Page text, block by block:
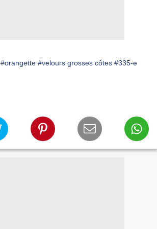
#orangette #velours grosses côtes #335-e